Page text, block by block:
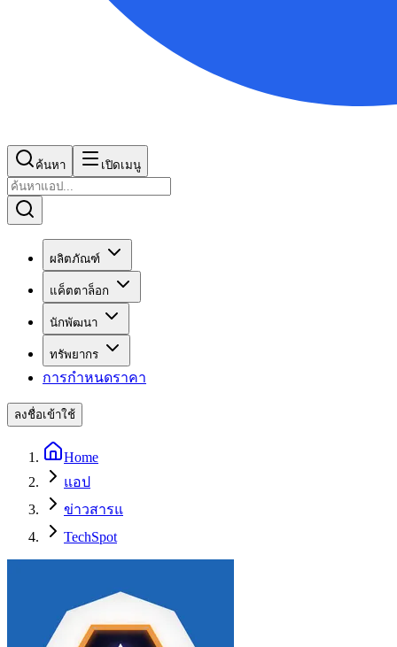
ค้นหา เปิดเมนู
ผลิตภัณฑ์
แค็ตตาล็อก
นักพัฒนา
ทรัพยากร
การกำหนดราคา
ลงชื่อเข้าใช้
Home
แอป
ข่าวสารแ
TechSpot